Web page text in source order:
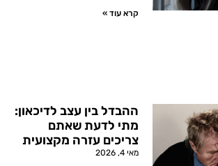
קרא עוד »
ההבדל בין עצב לדיכאון:
מתי לדעת שאתם
צריכים עזרה מקצועית
מאי 4, 2026